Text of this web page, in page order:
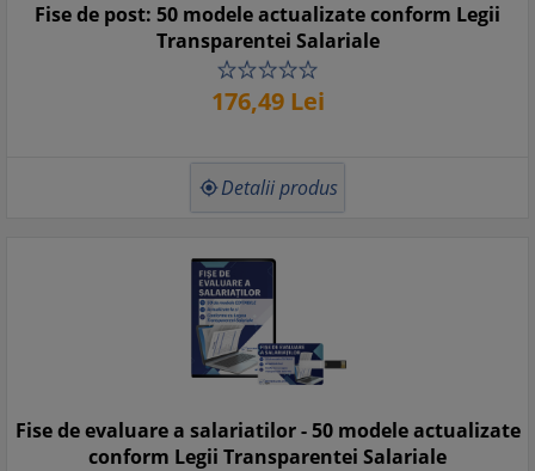
Fise de post: 50 modele actualizate conform Legii
Transparentei Salariale
176,49Lei
 Detalii produs
Fise de evaluare a salariatilor - 50 modele actualizate
conform Legii Transparentei Salariale